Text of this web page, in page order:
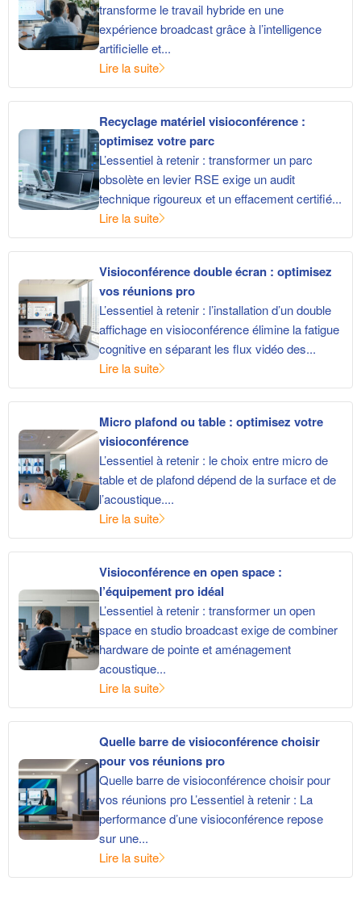
transforme le travail hybride en une
expérience broadcast grâce à l’intelligence
artificielle et...
Lire la suite
Recyclage matériel visioconférence :
optimisez votre parc
L’essentiel à retenir : transformer un parc
obsolète en levier RSE exige un audit
technique rigoureux et un effacement certifié...
Lire la suite
Visioconférence double écran : optimisez
vos réunions pro
L’essentiel à retenir : l’installation d’un double
affichage en visioconférence élimine la fatigue
cognitive en séparant les flux vidéo des...
Lire la suite
Micro plafond ou table : optimisez votre
visioconférence
L’essentiel à retenir : le choix entre micro de
table et de plafond dépend de la surface et de
l’acoustique....
Lire la suite
Visioconférence en open space :
l’équipement pro idéal
L’essentiel à retenir : transformer un open
space en studio broadcast exige de combiner
hardware de pointe et aménagement
acoustique...
Lire la suite
Quelle barre de visioconférence choisir
pour vos réunions pro
Quelle barre de visioconférence choisir pour
vos réunions pro L’essentiel à retenir : La
performance d’une visioconférence repose
sur une...
Lire la suite